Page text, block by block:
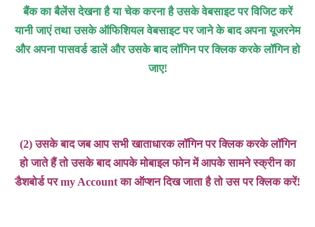
बैंक का बैलेंस देखना है या चेक करना है उसके वेबसाइट पर विजिट करें
यानी जाएं तथा उसके ऑफिशियल वेबसाइट पर जाने के बाद अपना यूजरनेम
और अपना पासवर्ड डालें और उसके बाद लॉगिन पर क्लिक करके लॉगिन हो
जाए!
(2) उसके बाद जब आप सभी खाताधारक लॉगिन पर क्लिक करके लॉगिन
हो जाते हैं तो उसके बाद आपके मोबाइल फोन में आपके सामने स्क्रीन का
डैशबोर्ड पर my Account का ऑप्शन दिख जाता है तो उस पर क्लिक करें!